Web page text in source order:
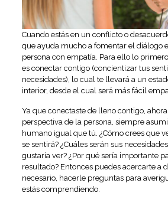
Cuando estás en un conflicto o
que ayuda mucho a fomentar el diálogo
persona con empatía. Para ello lo
es conectar contigo (concientizar tus
necesidades), lo cual te llevará a un
interior, desde el cual será más fácil
Ya que conectaste de lleno contigo,
perspectiva de la persona, siempre
humano igual que tú. ¿Cómo crees que
se sentirá? ¿Cuáles serán sus
gustaría ver? ¿Por qué sería importante
resultado? Entonces puedes acercarte a
necesario, hacerle preguntas para
estás comprendiendo.